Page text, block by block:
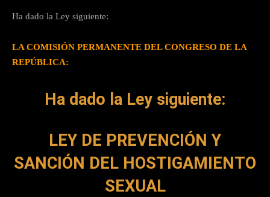
Ha dado la Ley siguiente:
LA COMISIÓN PERMANENTE DEL CONGRESO DE LA
REPÚBLICA:
Ha dado la Ley siguiente:
LEY DE PREVENCIÓN Y
SANCIÓN DEL HOSTIGAMIENTO
SEXUAL